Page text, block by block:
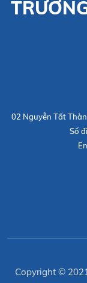
02 Nguyễn Tất
Số
Copyright © 2021